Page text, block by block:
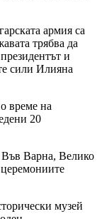
армия са
трябва да
и
сили Илияна
време на
20
Във Варна, Велико
музей